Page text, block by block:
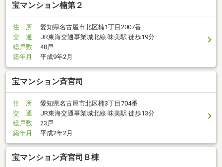
宝マンション楠第２
住 所
愛知県名古屋市北区楠1丁目2007番
交 通
JR東海交通事業城北線 味美駅 徒歩19分
総戸数
48戸
築年月
平成9年2月
宝マンション斉宮司
住 所
愛知県名古屋市北区楠3丁目704番
交 通
JR東海交通事業城北線 味美駅 徒歩13分
総戸数
23戸
築年月
平成2年2月
宝マンション斉宮司Ｂ棟